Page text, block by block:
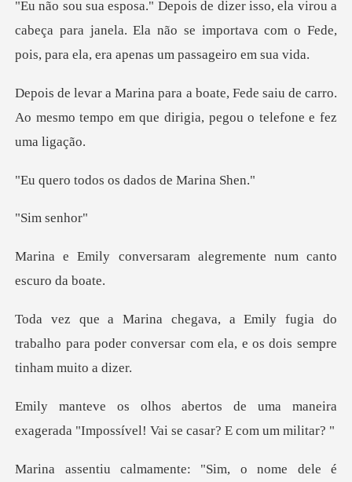
u a
cabeça para janela. Ela não se importava com o Fede
de saiu de carro.
Ao mesmo tempo em que d
os os dados d
sen
saram alegremente num
gia do
trabalho para poder conversar com
uma maneira
exagerada "Impossível!
amente: "Sim, o nome